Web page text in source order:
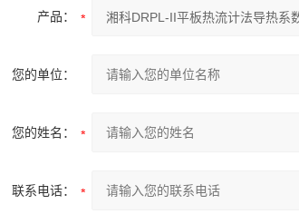
产品：
您的单位：
您的姓名：
联系电话：